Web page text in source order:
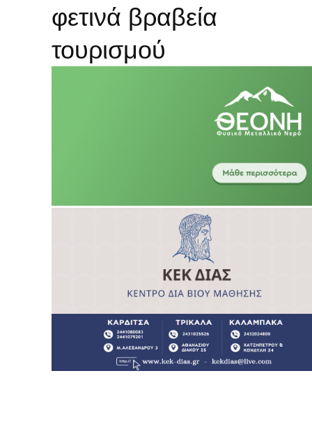
φετινά βραβεία
τουρισμού